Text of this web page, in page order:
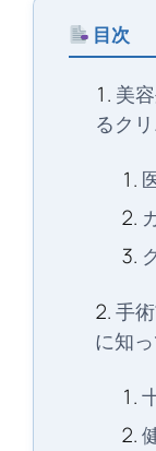
目次
美
るク
手
に知